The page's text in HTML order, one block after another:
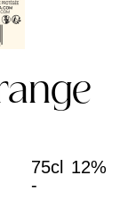
75cl
-
12%